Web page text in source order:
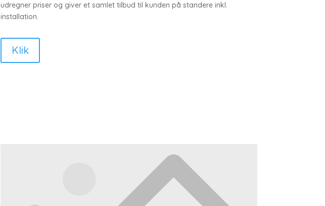
udregner priser og giver et samlet tilbud til kunden på standere inkl.
installation.
Klik